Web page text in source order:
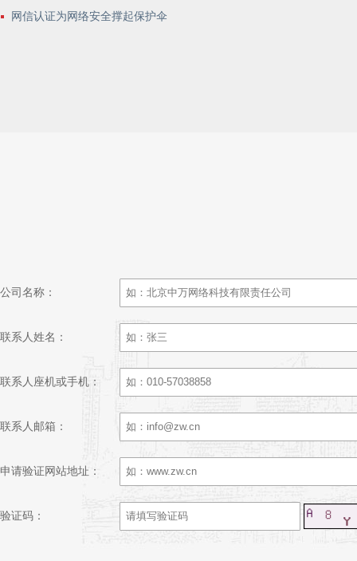
网信认证为网络安全撑起保护伞
公司名称：
联系人姓名：
联系人座机或手机：
联系人邮箱：
申请验证网站地址：
验证码：